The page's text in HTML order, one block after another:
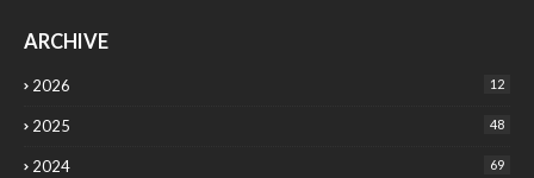
ARCHIVE
2026 12
2025 48
2024 69